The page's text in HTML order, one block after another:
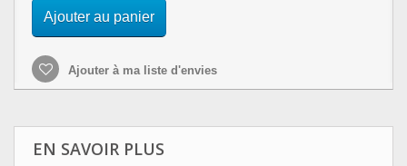
Ajouter au panier
Ajouter à ma liste d'envies
EN SAVOIR PLUS